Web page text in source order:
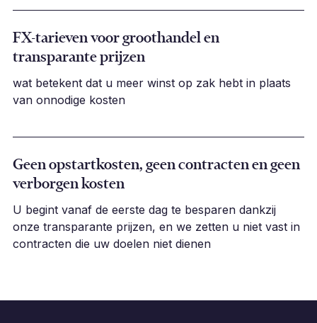
FX-tarieven voor groothandel en
transparante prijzen
wat betekent dat u meer winst op zak hebt in plaats
van onnodige kosten
Geen opstartkosten, geen contracten en geen
verborgen kosten
U begint vanaf de eerste dag te besparen dankzij
onze transparante prijzen, en we zetten u niet vast in
contracten die uw doelen niet dienen